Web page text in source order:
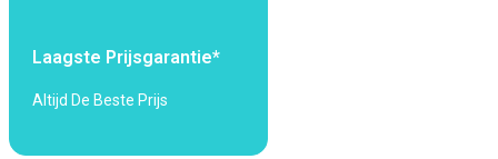
3000
Laagste Prijsgarantie*
Altijd De Beste Prijs